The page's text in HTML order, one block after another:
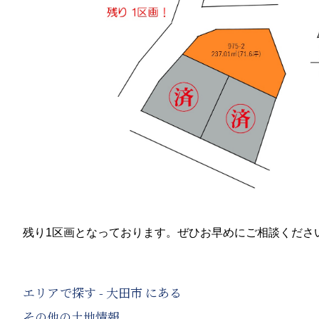
残り1区画となっております。ぜひお早めにご相談くださ
エリアで探す - 大田市 にある